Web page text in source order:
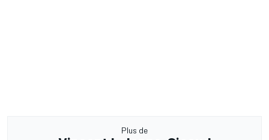
Plus de